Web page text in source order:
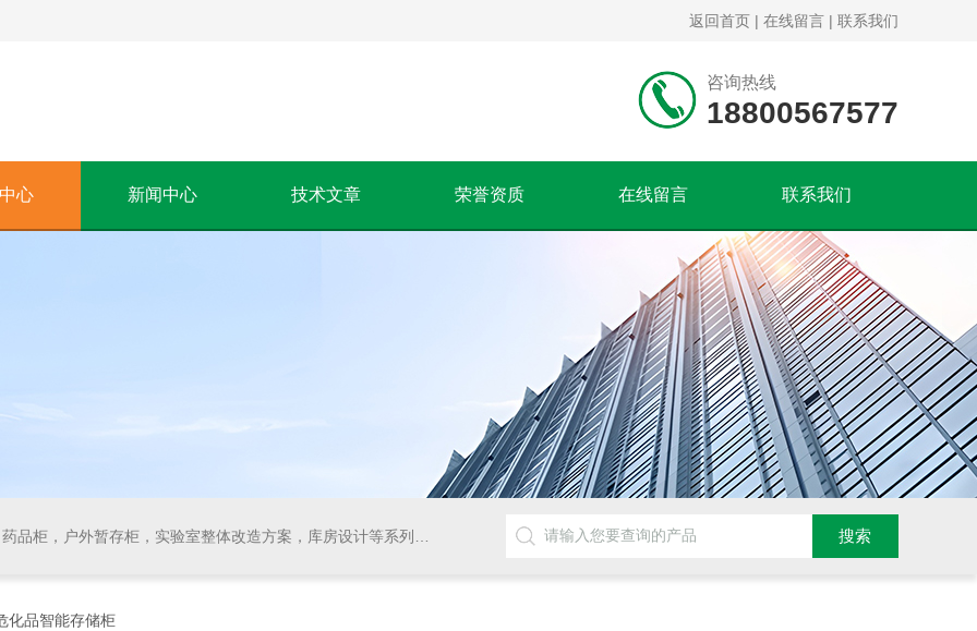
返回首页 | 在线留言 | 联系我们
咨询热线
18800567577
心 新闻中心 技术文章 荣誉资质 在线留言 联系我们
柜，户外暂存柜，实验室整体改造方案，库房设计等系列产品
化品智能存储柜